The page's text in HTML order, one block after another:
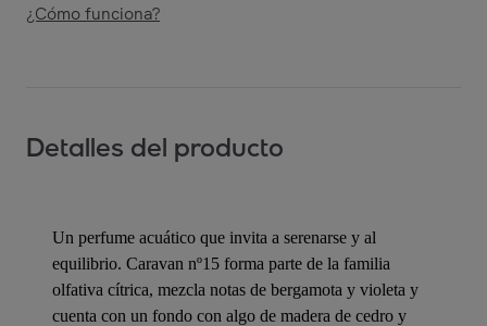
¿Cómo funciona?
Detalles del producto
Un perfume acuático que invita a serenarse y al
equilibrio. Caravan nº15 forma parte de la familia
olfativa cítrica, mezcla notas de bergamota y violeta y
cuenta con un fondo con algo de madera de cedro y